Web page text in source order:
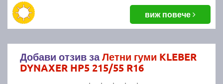
виж повече
Добави отзив заЛетни гуми KLEBER
DYNAXER HP5 215/55 R16